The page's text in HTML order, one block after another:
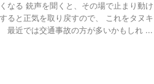
なる 銃声を聞くと、その場で止まり動け
ると正気を取り戻すので、 これをタヌキ
最近では交通事故の方が多いかもしれ ...